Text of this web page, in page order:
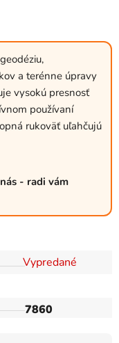
a terénne úpravy
vysokú presnosť
používaní
rukoväť uľahčujú
- radi vám
Vypredané
7860